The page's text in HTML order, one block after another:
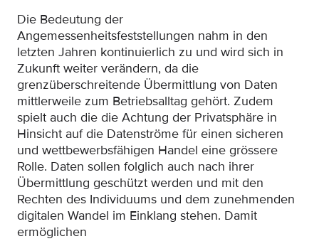
Die Bedeutung der
Angemessenheitsfeststellungen nahm in den
letzten Jahren kontinuierlich zu und wird sich in
Zukunft weiter verändern, da die
grenzüberschreitende Übermittlung von Daten
mittlerweile zum Betriebsalltag gehört. Zudem
spielt auch die die Achtung der Privatsphäre in
Hinsicht auf die Datenströme für einen sicheren
und wettbewerbsfähigen Handel eine grössere
Rolle. Daten sollen folglich auch nach ihrer
Übermittlung geschützt werden und mit den
Rechten des Individuums und dem zunehmenden
digitalen Wandel im Einklang stehen. Damit
ermöglichen